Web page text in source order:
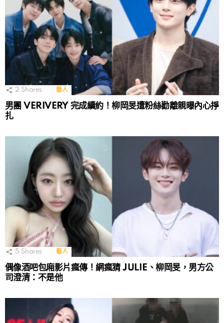
2 Shares 藝人
男團 VERIVERY 完成續約！柳岡旻遭粉絲勸離親曝內心掙
扎
5 Shares 藝人
偶像酒吧包廂影片瘋傳！網瘋猜 JULIE、柳岡旻，男方公
司澄清：不是他